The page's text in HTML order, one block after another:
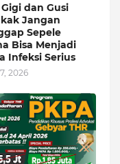
dan Gusi
Jangan
Sepele
Bisa Menjadi
Infeksi Serius
2026